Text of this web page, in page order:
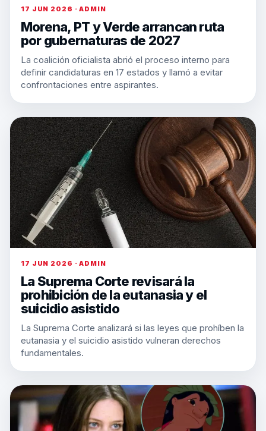
17 JUN 2026 · ADMIN
Morena, PT y Verde arrancan ruta
por gubernaturas de 2027
La coalición oficialista abrió el proceso interno para
definir candidaturas en 17 estados y llamó a evitar
confrontaciones entre aspirantes.
17 JUN 2026 · ADMIN
La Suprema Corte revisará la
prohibición de la eutanasia y el
suicidio asistido
La Suprema Corte analizará si las leyes que prohíben la
eutanasia y el suicidio asistido vulneran derechos
fundamentales.